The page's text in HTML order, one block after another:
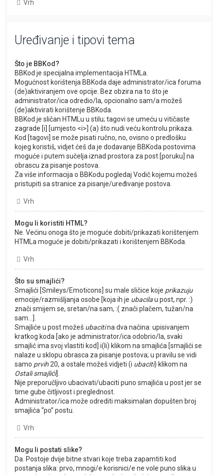
Vrh
Uređivanje i tipovi tema
Što je BBKod?
BBKod je specijalna implementacija HTMLa.
Mogućnost korištenja BBKoda daje administrator/ica foruma
(de)aktiviranjem ove opcije. Bez obzira na to što je
administrator/ica odredio/la, opcionalno sam/a možeš
(de)aktivirati korištenje BBKoda.
BBKod je sličan HTMLu u stilu; tagovi se umeću u vitičaste
zagrade [i] [umjesto <i>] (a) što nudi veću kontrolu prikaza.
Kod [tagovi] se može pisati ručno, no, ovisno o predlošku
kojeg koristiš, vidjet ćeš da je dodavanje BBKoda postovima
moguće i putem sučelja iznad prostora za post [poruku] na
obrascu za pisanje postova.
Za više informacija o BBKodu pogledaj Vodič kojemu možeš
pristupiti sa stranice za pisanje/uređivanje postova.
Vrh
Mogu li koristiti HTML?
Ne. Većinu onoga što je moguće dobiti/prikazati korištenjem
HTMLa moguće je dobiti/prikazati i korištenjem BBKoda.
Vrh
Što su smajlići?
Smajlići [Smileys/Emoticons] su male sličice koje prikazuju
emocije/razmišljanja osobe [koja ih je ubacilau post, npr. :)
znači smijem se, sretan/na sam, :( znači plačem, tužan/na
sam...].
Smajliće u post možeš ubacitina dva načina: upisivanjem
kratkog koda [ako je administrator/ica odobrio/la, svaki
smajlić ima svoj vlastiti kod] i(li) klikom na smajlića [smajlići se
nalaze u sklopu obrasca za pisanje postova; u pravilu se vidi
samo prvih20, a ostale možeš vidjeti (i ubaciti) klikom na
Ostali smajlići].
Nije preporučljivo ubacivati/ubaciti puno smajlića u post jer se
time gube čitljivost i preglednost.
Administrator/ica može odrediti maksimalan dopušten broj
smajlića “po” postu.
Vrh
Mogu li postati slike?
Da. Postoje dvije bitne stvari koje treba zapamtiti kod
postanja slika: prvo, mnogi/e korisnici/e ne vole puno slika u